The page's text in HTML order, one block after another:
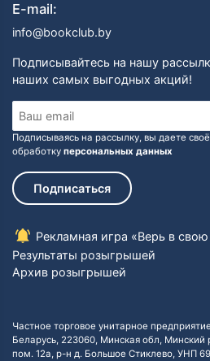
E-mail:
info@bookclub.by
Подписывайтесь на нашу
наших самых выгодных акций!
Подписываясь на рассылку, вы даете
обработку персональных данных
Подписаться
Рекламная игра «Верь в
Результаты розыгрышей
Архив розыгрышей
Частное торговое унитарное
Беларусь, 223060, Минская обл, Минский
пом. 12а, р-н д. Большое Стиклево, УНП